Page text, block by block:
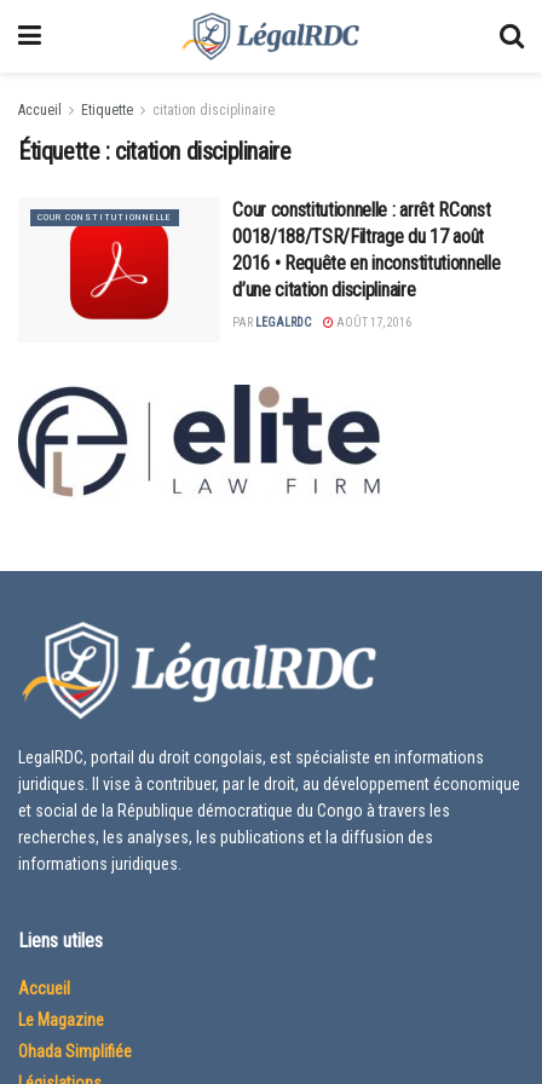
Accueil Etiquette citation disciplinaire
Étiquette : citation disciplinaire
COUR CONSTITUTIONNELLE
Cour constitutionnelle : arrêt RConst
0018/188/TSR/Filtrage du 17 août
2016 • Requête en inconstitutionnelle
d’une citation disciplinaire
PAR LEGALRDC AOÛT 17, 2016
LegalRDC, portail du droit congolais, est spécialiste en informations
juridiques. Il vise à contribuer, par le droit, au développement économique
et social de la République démocratique du Congo à travers les
recherches, les analyses, les publications et la diffusion des
informations juridiques.
Liens utiles
Accueil
Le Magazine
Ohada Simplifiée